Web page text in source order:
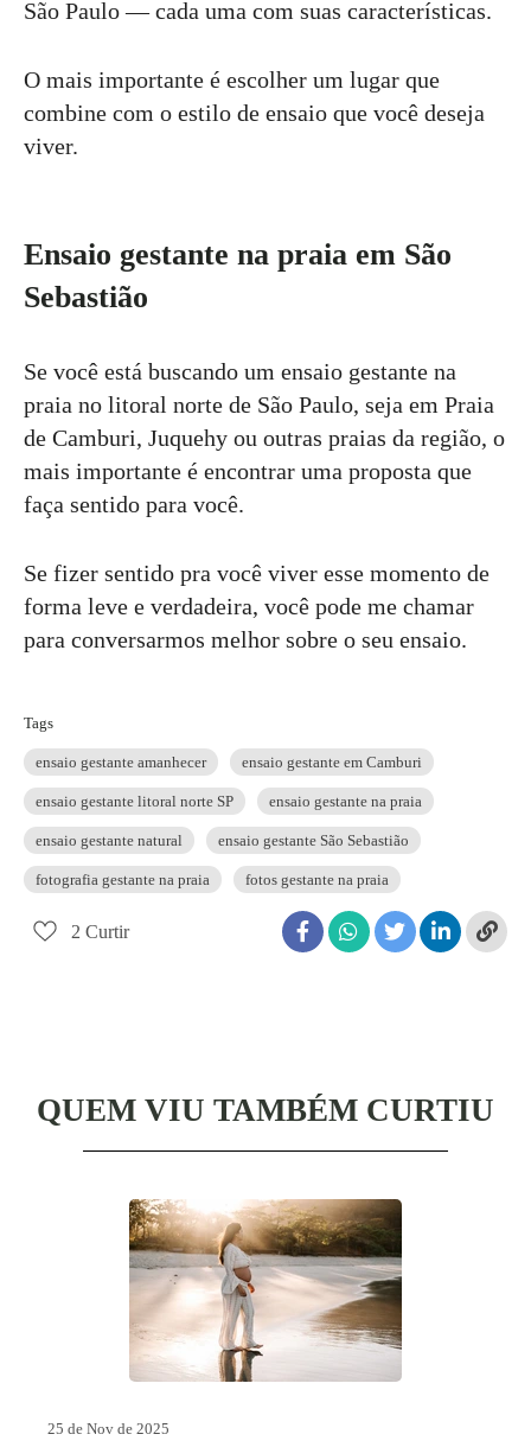
São Paulo — cada uma com suas características.
O mais importante é escolher um lugar que
combine com o estilo de ensaio que você deseja
viver.
Ensaio gestante na praia em São
Sebastião
Se você está buscando um ensaio gestante na
praia no litoral norte de São Paulo, seja em Praia
de Camburi, Juquehy ou outras praias da região, o
mais importante é encontrar uma proposta que
faça sentido para você.
Se fizer sentido pra você viver esse momento de
forma leve e verdadeira, você pode me chamar
para conversarmos melhor sobre o seu ensaio.
Tags
ensaio gestante amanhecer ensaio gestante em Camburi
ensaio gestante litoral norte SP ensaio gestante na praia
ensaio gestante natural ensaio gestante São Sebastião
fotografia gestante na praia fotos gestante na praia
2 Curtir
QUEM VIU TAMBÉM CURTIU
25 de Nov de 2025